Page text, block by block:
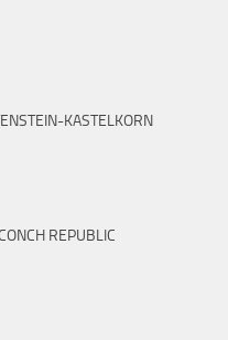
KASTELKORN
REPUBLIC